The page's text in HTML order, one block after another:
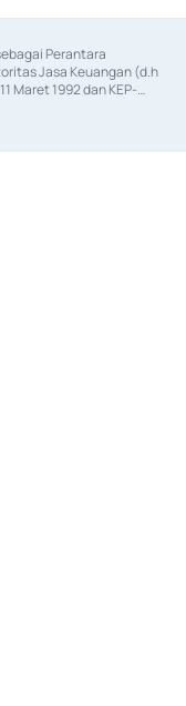
Perantara
Jasa Keuangan (d.h
Maret 1992 dan KEP-
sebagai Penjamin Emisi
Nomor KEP-
Nomor S-
izin usaha lainnya
pada tahun 2017
Lembaga Pendukung
Transaksi
pada tahun 2018.